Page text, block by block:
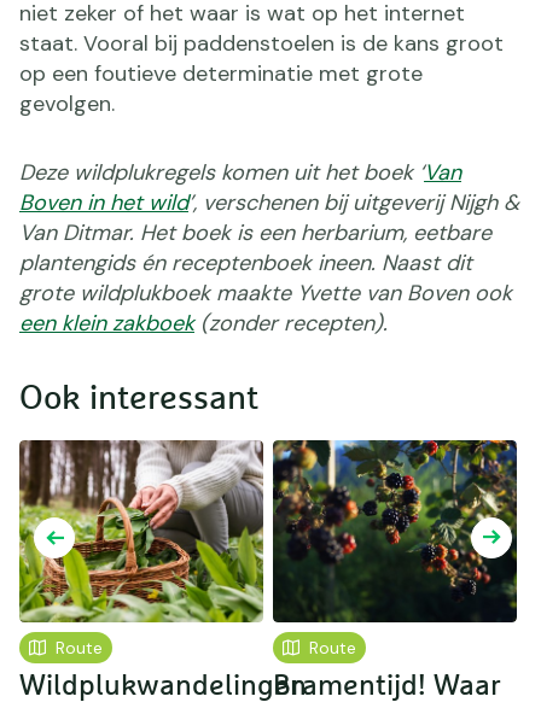
niet zeker of het waar is wat op het internet
staat. Vooral bij paddenstoelen is de kans groot
op een foutieve determinatie met grote
gevolgen.
Deze wildplukregels komen uit het boek ‘Van
Boven in het wild’, verschenen bij uitgeverij Nijgh &
Van Ditmar. Het boek is een herbarium, eetbare
plantengids én receptenboek ineen. Naast dit
grote wildplukboek maakte Yvette van Boven ook
een klein zakboek(zonder recepten).
Ook interessant
Route
Wildplukwandelingen
Route
Bramentijd! Waar